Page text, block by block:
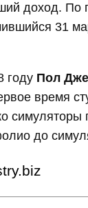
доход.
31
году Пол
время
симуляторы
до